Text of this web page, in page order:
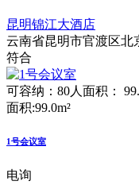
昆明锦江大酒店
云南省昆明市官渡区北
符合
可容纳：80人 面积：
面积:99.0m²
1号会议室
电询